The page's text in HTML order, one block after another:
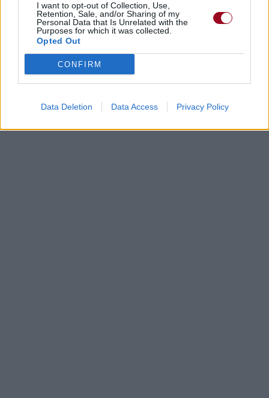
I want to opt-out of Collection, Use,
Retention, Sale, and/or Sharing of my
Personal Data that Is Unrelated with the
Purposes for which it was collected.
Opted Out
CONFIRM
Data Deletion Data Access Privacy Policy